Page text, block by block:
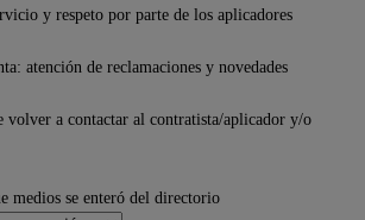
y respeto por parte de los aplicadores
atención de reclamaciones y novedades
volver a contactar al contratista/aplicador y/o
medios se enteró del directorio